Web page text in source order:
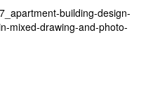
building-design-
mixed-drawing-and-photo-